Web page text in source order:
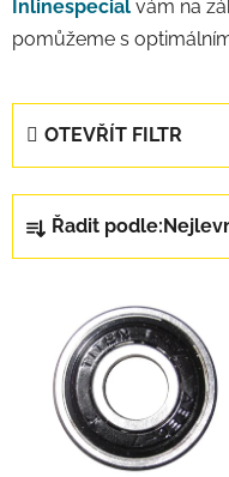
Inlinespecial vám na
pomůžeme s
OTEVŘÍT FILTR
Řazení produktů
Řadit podle:
Výpis produktů